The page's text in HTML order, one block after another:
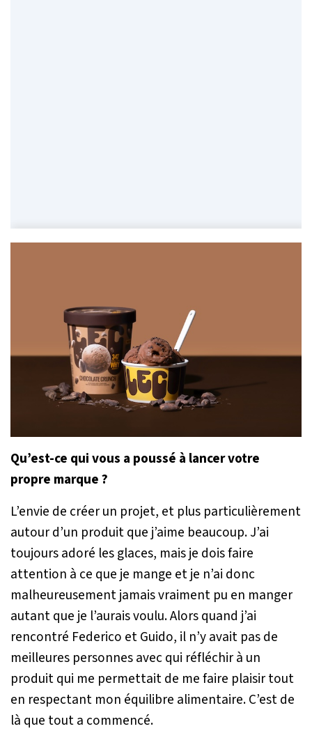
Qu’est-ce qui vous a poussé à lancer votre
propre marque ?
L’envie de créer un projet, et plus particulièrement
autour d’un produit que j’aime beaucoup. J’ai
toujours adoré les glaces, mais je dois faire
attention à ce que je mange et je n’ai donc
malheureusement jamais vraiment pu en manger
autant que je l’aurais voulu. Alors quand j’ai
rencontré Federico et Guido, il n’y avait pas de
meilleures personnes avec qui réfléchir à un
produit qui me permettait de me faire plaisir tout
en respectant mon équilibre alimentaire. C’est de
là que tout a commencé.